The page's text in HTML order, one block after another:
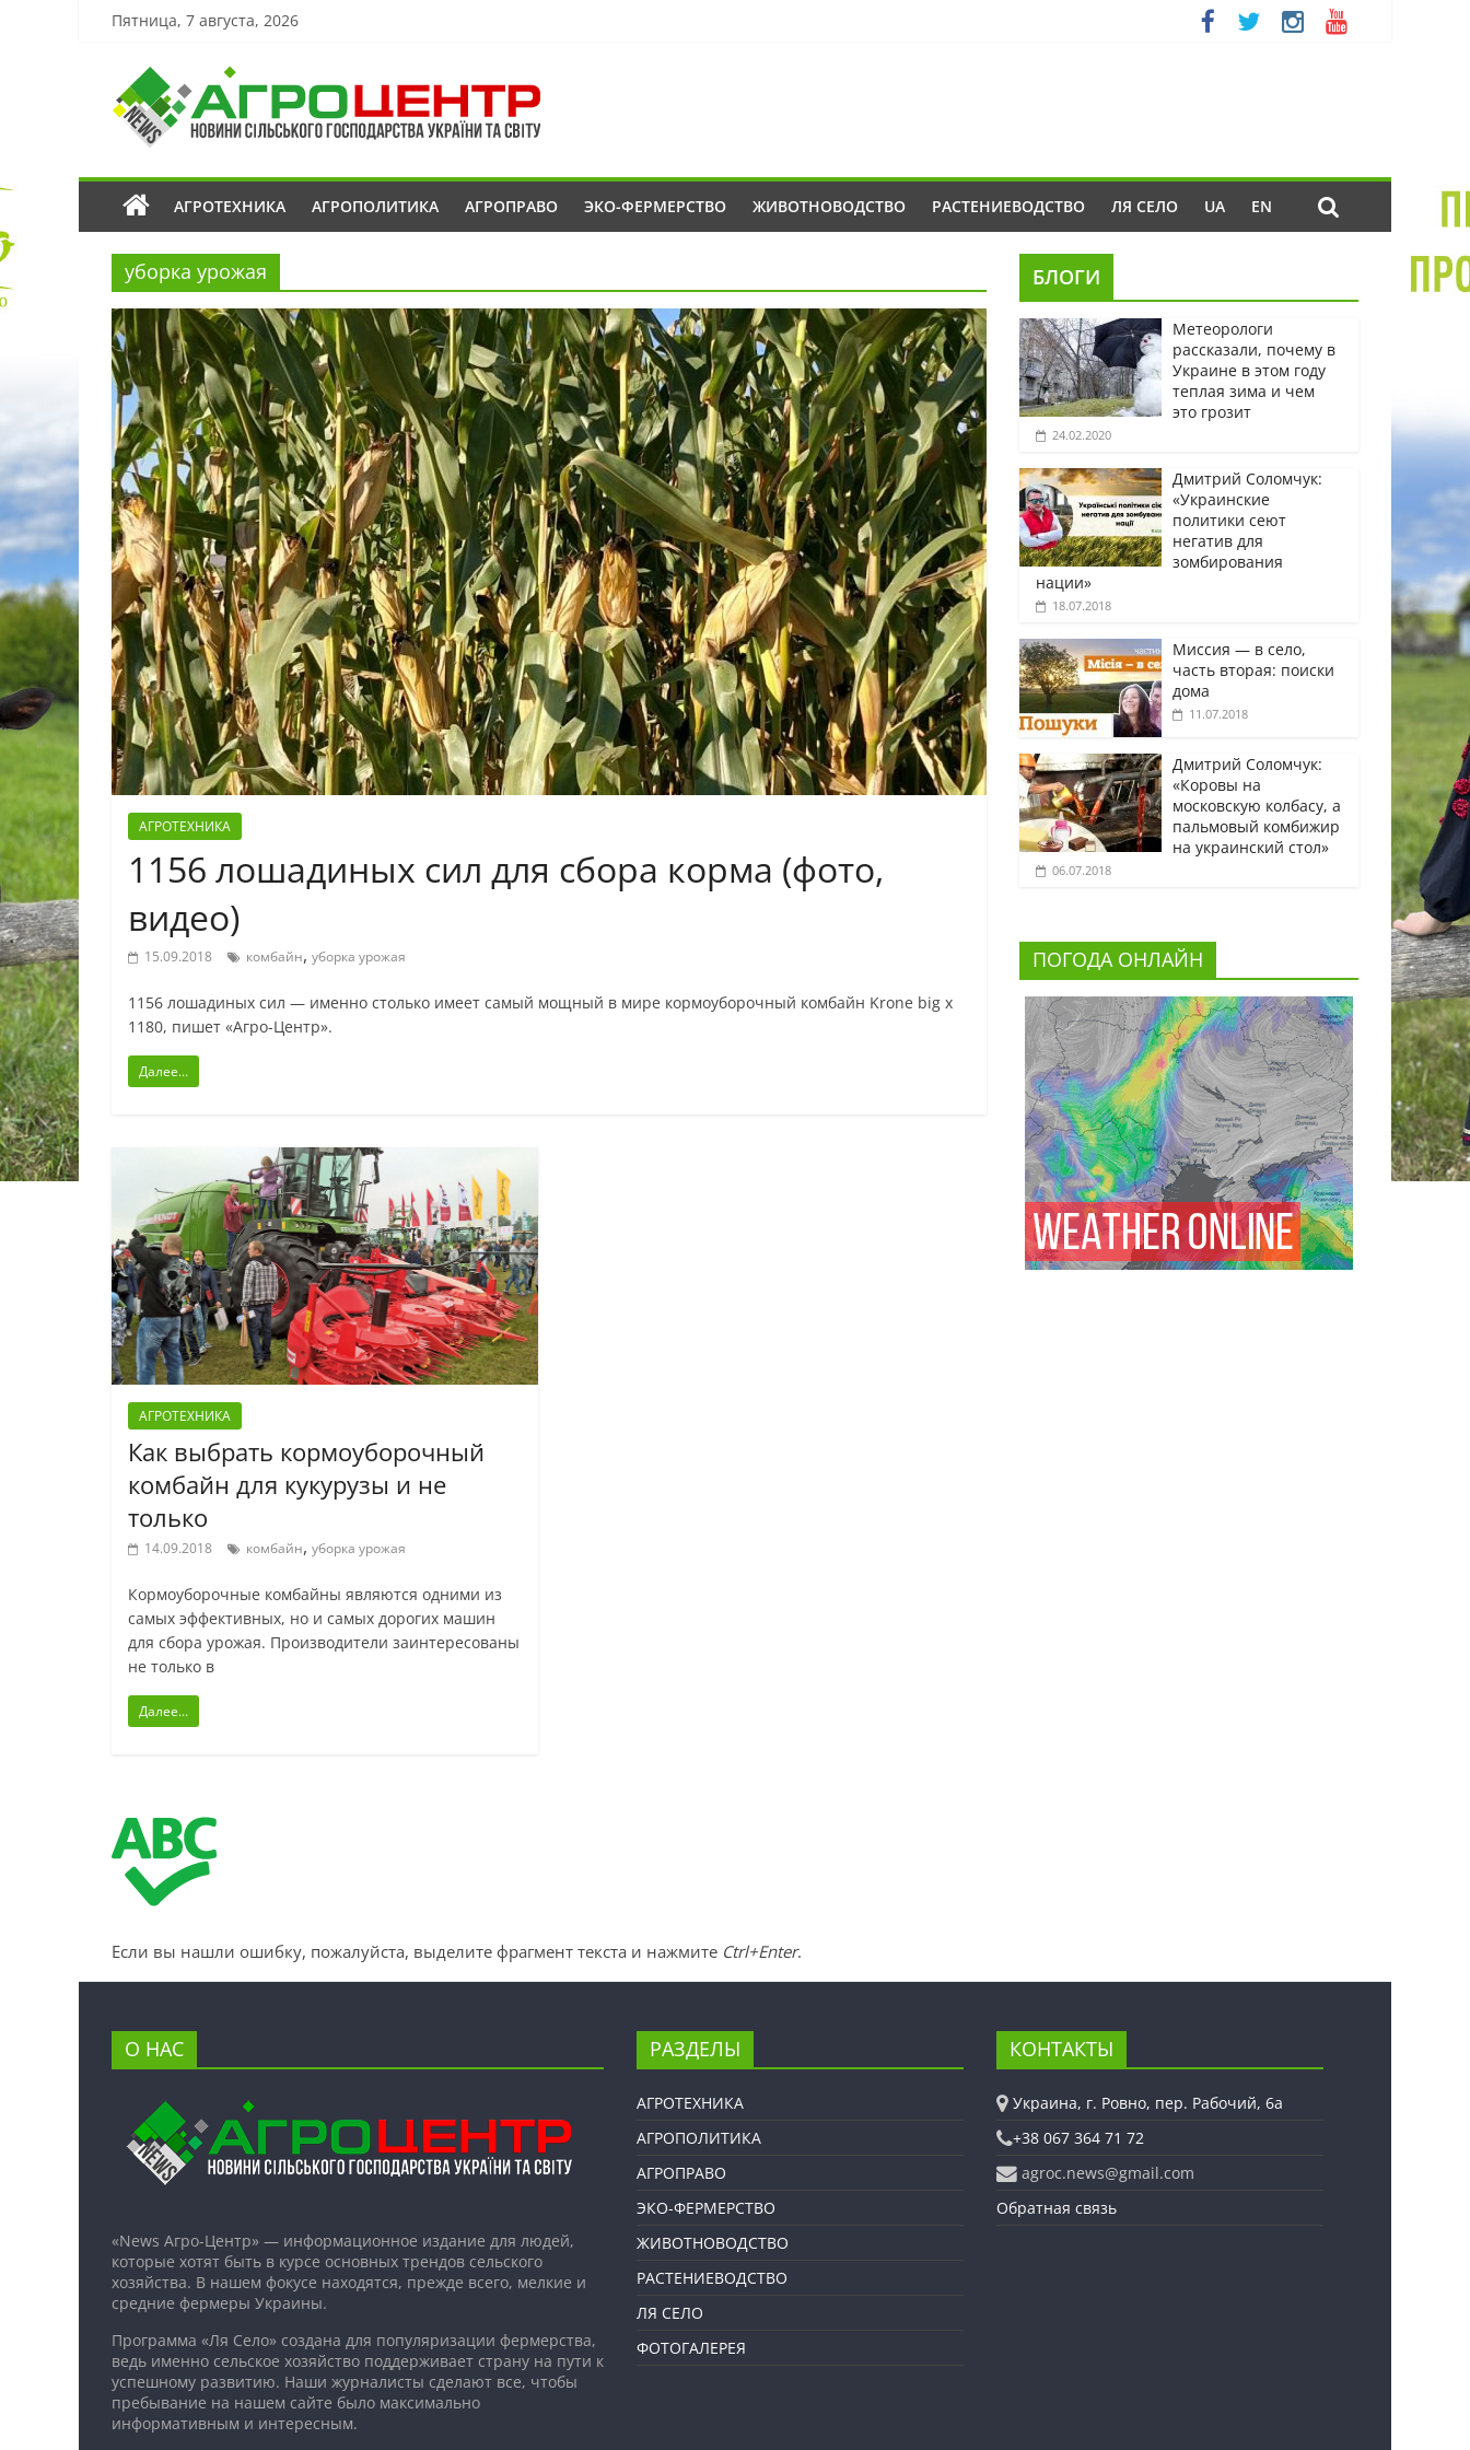
Пятница, 7 августа, 2026
АГРОТЕХНИКА АГРОПОЛИТИКА АГРОПРАВО ЭКО-ФЕРМЕРСТВО ЖИВОТНОВОДСТВО РАСТЕНИЕВОДСТВО ЛЯ СЕЛО UA EN
уборка урожая
АГРОТЕХНИКА
1156 лошадиных сил для сбора корма (фото,
видео)
15.09.2018 комбайн, уборка урожая
1156 лошадиных сил — именно столько имеет самый мощный в мире кормоуборочный комбайн Krone big x
1180, пишет «Агро-Центр».
Далее...
АГРОТЕХНИКА
Как выбрать кормоуборочный
комбайн для кукурузы и не
только
14.09.2018 комбайн, уборка урожая
Кормоуборочные комбайны являются одними из
самых эффективных, но и самых дорогих машин
для сбора урожая. Производители заинтересованы
не только в
Далее...
БЛОГИ
Метеорологи
рассказали, почему в
Украине в этом году
теплая зима и чем
это грозит
24.02.2020
Дмитрий Соломчук:
«Украинские
политики сеют
негатив для
зомбирования
нации»
18.07.2018
Миссия — в село,
часть вторая: поиски
дома
11.07.2018
Дмитрий Соломчук:
«Коровы на
московскую колбасу, а
пальмовый комбижир
на украинский стол»
06.07.2018
ПОГОДА ОНЛАЙН
Если вы нашли ошибку, пожалуйста, выделите фрагмент текста и нажмите Ctrl+Enter.
О НАС
«News Агро-Центр» — информационное издание для людей,
которые хотят быть в курсе основных трендов сельского
хозяйства. В нашем фокусе находятся, прежде всего, мелкие и
средние фермеры Украины.
Программа «Ля Село» создана для популяризации фермерства,
ведь именно сельское хозяйство поддерживает страну на пути к
успешному развитию. Наши журналисты сделают все, чтобы
пребывание на нашем сайте было максимально
информативным и интересным.
РАЗДЕЛЫ
АГРОТЕХНИКА
АГРОПОЛИТИКА
АГРОПРАВО
ЭКО-ФЕРМЕРСТВО
ЖИВОТНОВОДСТВО
РАСТЕНИЕВОДСТВО
ЛЯ СЕЛО
ФОТОГАЛЕРЕЯ
КОНТАКТЫ
Украина, г. Ровно, пер. Рабочий, 6а
+38 067 364 71 72
agroc.news@gmail.com
Обратная связь